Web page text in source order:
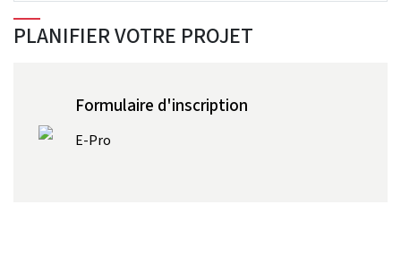
PLANIFIER VOTRE PROJET
Formulaire d'inscription
E-Pro